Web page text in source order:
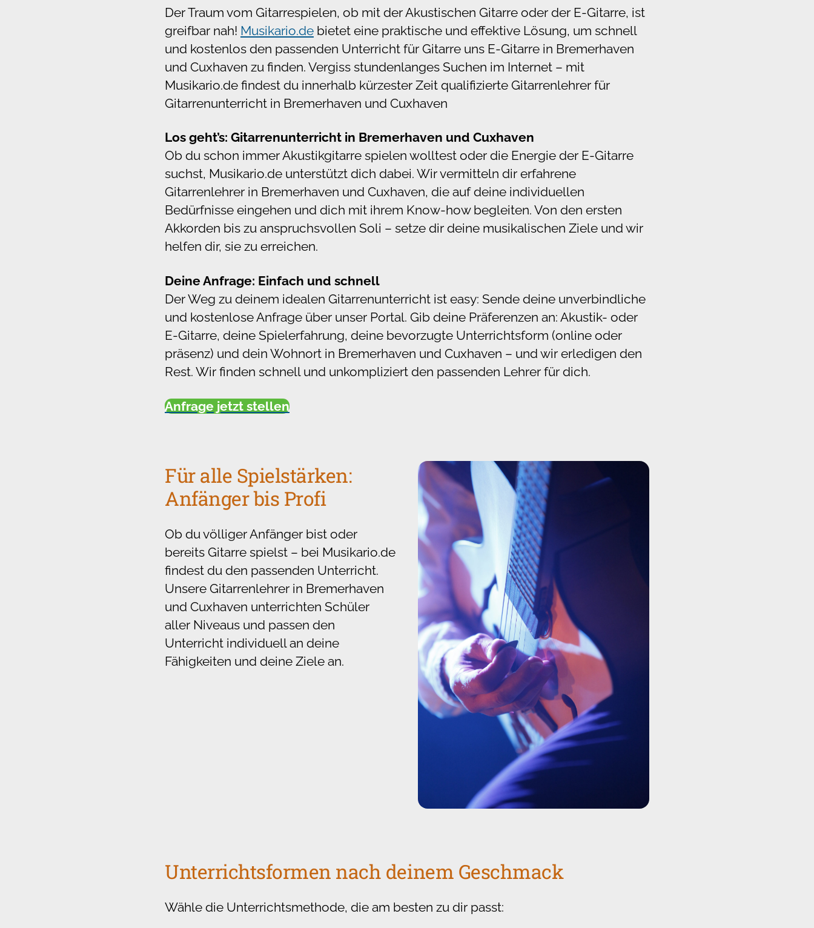
Der Traum vom Gitarrespielen, ob mit der Akustischen Gitarre oder der E-Gitarre, ist
greifbar nah! Musikario.de bietet eine praktische und effektive Lösung, um schnell
und kostenlos den passenden Unterricht für Gitarre uns E-Gitarre in Bremerhaven
und Cuxhaven zu finden. Vergiss stundenlanges Suchen im Internet – mit
Musikario.de findest du innerhalb kürzester Zeit qualifizierte Gitarrenlehrer für
Gitarrenunterricht in Bremerhaven und Cuxhaven
Los geht’s: Gitarrenunterricht in Bremerhaven und Cuxhaven
Ob du schon immer Akustikgitarre spielen wolltest oder die Energie der E-Gitarre
suchst, Musikario.de unterstützt dich dabei. Wir vermitteln dir erfahrene
Gitarrenlehrer in Bremerhaven und Cuxhaven, die auf deine individuellen
Bedürfnisse eingehen und dich mit ihrem Know-how begleiten. Von den ersten
Akkorden bis zu anspruchsvollen Soli – setze dir deine musikalischen Ziele und wir
helfen dir, sie zu erreichen.
Deine Anfrage: Einfach und schnell
Der Weg zu deinem idealen Gitarrenunterricht ist easy: Sende deine unverbindliche
und kostenlose Anfrage über unser Portal. Gib deine Präferenzen an: Akustik- oder
E-Gitarre, deine Spielerfahrung, deine bevorzugte Unterrichtsform (online oder
präsenz) und dein Wohnort in Bremerhaven und Cuxhaven – und wir erledigen den
Rest. Wir finden schnell und unkompliziert den passenden Lehrer für dich.
Anfrage jetzt stellen
Für alle Spielstärken:
Anfänger bis Profi
Ob du völliger Anfänger bist oder
bereits Gitarre spielst – bei Musikario.de
findest du den passenden Unterricht.
Unsere Gitarrenlehrer in Bremerhaven
und Cuxhaven unterrichten Schüler
aller Niveaus und passen den
Unterricht individuell an deine
Fähigkeiten und deine Ziele an.
Unterrichtsformen nach deinem Geschmack
Wähle die Unterrichtsmethode, die am besten zu dir passt: